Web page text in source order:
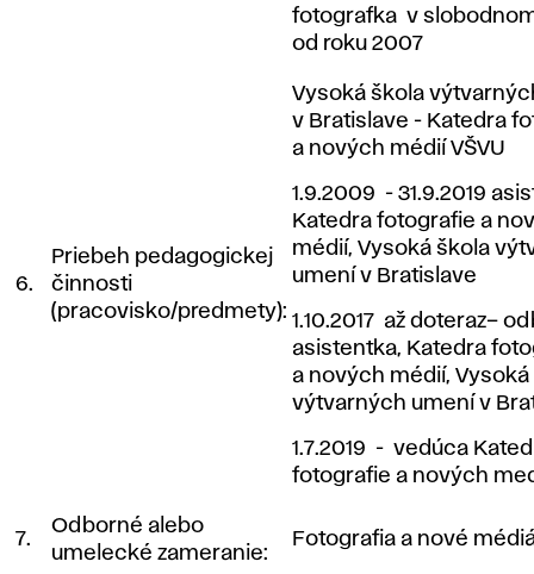
fotografka v
od roku 2007
6.
Priebeh pedagogickej
činnosti
(pracovisko/predmety):
Vysoká škola
v Bratislave - Katedra
a nových médií VŠVU
1.9.2009 - 31.9.2019
Katedra fotografie a
médií, Vysoká škola
umení v Bratislave
1.10.2017 až doteraz–
asistentka, Katedra
a nových médií, Vysoká
výtvarných umení v
1.7.2019 - vedúca
fotografie a nových
7.
Odborné alebo
umelecké zameranie:
Fotografia a nové